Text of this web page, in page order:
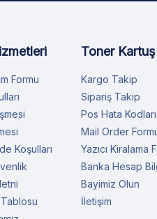
Formu
Koşulları
Tablosu
Toner Kartuş
Kargo Takip
Sipariş Takip
Pos Hata Kodları
Mail Order
Yazıcı Kiralama
Banka Hesap
Bayimiz Olun
İletişim